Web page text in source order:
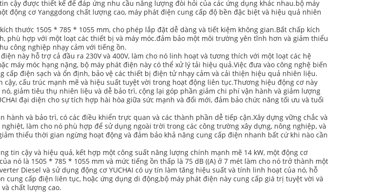
cậy được thiết kế để đáp ứng nhu cầu năng lượng đòi hỏi của các ứng dụng khác nhau.bộ máy
cơ Yanggdong chất lượng cao, máy phát điện cung cấp độ bền đặc biệt và hiệu quả nhiên
thước 1505 * 785 * 1055 mm, cho phép lắp đặt dễ dàng và tiết kiệm không gian.Bất chấp kích
phù hợp với một loạt các thiết bị và máy móc.đảm bảo một môi trường yên tĩnh hơn và giảm thiểu
công nghiệp nhạy cảm với tiếng ồn.
này hỗ trợ cả đầu ra 230V và 400V, làm cho nó linh hoạt và tương thích với một loạt các hệ
máy móc hạng nặng, bộ máy phát điện này có thể xử lý tải hiệu quả.Việc đưa vào công nghệ biến
điện sạch và ổn định, bảo vệ các thiết bị điện tử nhạy cảm và cải thiện hiệu quả nhiên liệu.
cấu trúc mạnh mẽ và hiệu suất tuyệt vời trong hoạt động liên tục.Thương hiệu động cơ này
giảm tiêu thụ nhiên liệu và dễ bảo trì, cộng lại góp phần giảm chi phí vận hành và giảm lượng
đại diện cho sự tích hợp hài hòa giữa sức mạnh và đổi mới, đảm bảo chức năng tối ưu và tuổi
và bảo trì, có các điều khiển trực quan và các thành phần dễ tiếp cận.Xây dựng vững chắc và
làm cho nó phù hợp để sử dụng ngoài trời trong các công trường xây dựng, nông nghiệp, và
thiểu thời gian ngừng hoạt động và đảm bảo khả năng cung cấp điện nhanh bất cứ khi nào cần
tin cậy và hiệu quả, kết hợp một công suất năng lượng chính mạnh mẽ 14 kW, một động cơ
nó là 1505 * 785 * 1055 mm và mức tiếng ồn thấp là 75 dB ((A) ở 7 mét làm cho nó trở thành một
Diesel và sử dụng động cơ YUCHAI có uy tín làm tăng hiệu suất và tính linh hoạt của nó, hỗ
cung cấp điện liên tục, hoặc ứng dụng di động,bộ máy phát điện này cung cấp giá trị tuyệt vời và
chất lượng cao.